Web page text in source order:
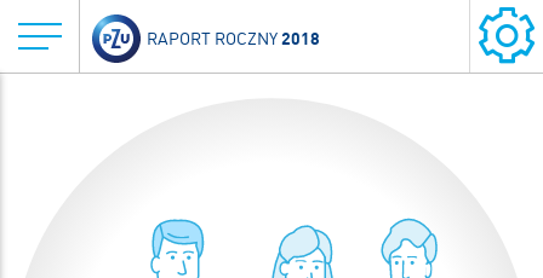
RAPORT ROCZNY2018